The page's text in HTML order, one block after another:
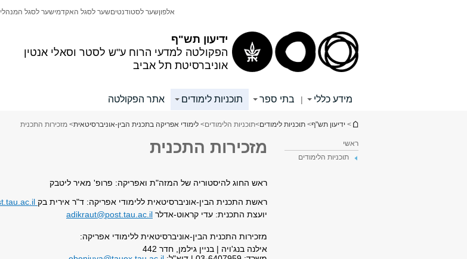
ידיעון תש"ף
הפקולטה למדעי הרוח ע"ש לסטר וסאלי אנטין
אוניברסיטת תל אביב
אלפוןשער לסטודנטיםשער לסגל האקדמישער לסגל המנהלי
מידע כללי | בתי ספר תוכניות לימודים אתר הפקולטה
הינך נמצא כאן
> ידיעון תש"ף> תוכניות לימודים>תוכניות הלימודים> לימודי אפריקה בתכנית הבין-אוניברסיטאית> מזכירות התכנית
ראשי
תוכניות הלימודים
מזכירות התכנית
ראש החוג להיסטוריה של המזה"ת ואפריקה: פרופ' מאיר ליטבק
ראשת התכנית הבין-אוניברסיטאית ללימודי אפריקה: ד"ר אירית בק
יועצת התכנית: עדי קראוט-אדלר adikraut@post.tau.ac.il
מזכירות התכנית הבין-אוניברסיטאית ללימודי אפריקה:
אילנה בנג'ויה | בניין גילמן, חדר 442